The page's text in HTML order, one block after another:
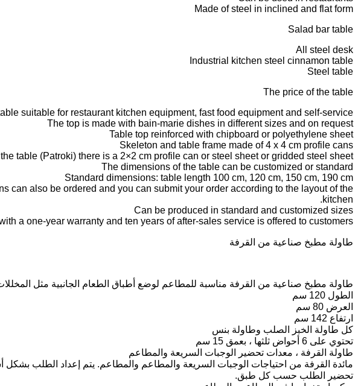
Made of steel in inclined and flat form
Salad bar table
All steel desk
Industrial kitchen steel cinnamon table
Steel table
The price of the table
suitable for restaurant kitchen equipment, fast food equipment and self-service
The top is made with bain-marie dishes in different sizes and on request
Table top reinforced with chipboard or polyethylene sheet
Skeleton and table frame made of 4 x 4 cm profile cans
table (Patroki) there is a 2×2 cm profile can or steel sheet or gridded steel sheet.
The dimensions of the table can be customized or standard
Standard dimensions: table length 100 cm, 120 cm, 150 cm, 190 cm
can also be ordered and you can submit your order according to the layout of the
kitchen.
Can be produced in standard and customized sizes
a one-year warranty and ten years of after-sales service is offered to customers.
طاولة مطبخ صناعية من القرفة
طاولة مطبخ صناعية من القرفة مناسبة للمطاعم لوضع أطباق الطعام الجانبية مثل
الطول 120 سم
العرض 80 سم
ارتفاع 142 سم
كل طاولة الخبز الصلب وطاولة بنس
تحتوي على 6 أحواض ثلثها ، بعمق 15 سم
طاولة القرفة ، معدات تحضير الوجبات السريعة والمطاعم
مائدة القرفة من احتياجات الوجبات السريعة والمطاعم والمطاعم. يتم إعداد الطلب
تحضير الطلب حسب كل طبق.